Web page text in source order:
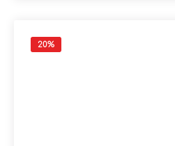
20%